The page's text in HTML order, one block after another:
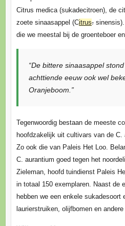
Citrus medica (sukadecitroen), de
zoete sinaasappel (Citrus.sinensis).
die we meestal bij de groenteboer
“De bittere sinaasappel
achttiende eeuw ook wel
Oranjeboom.”
Tegenwoordig bestaan de meeste
hoofdzakelijk uit cultivars van de
Zo ook die van Paleis Het Loo.
C. aurantium goed tegen het
Zieleman, hoofd tuindienst Paleis
in totaal 150 exemplaren. Naast de
hebben we een enkele sukadesoort
laurierstruiken, olijfbomen en